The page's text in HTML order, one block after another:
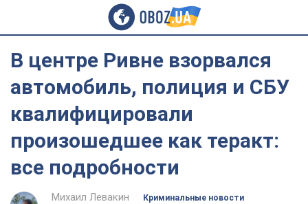
В центре Ривне взорвался
автомобиль, полиция и СБУ
квалифицировали
произошедшее как теракт:
все подробности
Михаил Левакин
Криминальные новости